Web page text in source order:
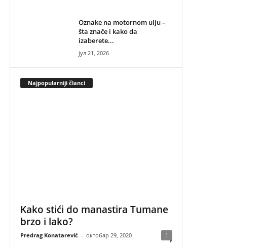
Oznake na motornom ulju –
šta znače i kako da
izaberete...
јул 21, 2026
Najpopularniji članci
Kako stići do manastira Tumane
brzo i lako?
Predrag Konatarević - октобар 29, 2020 1